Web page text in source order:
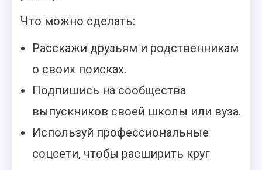
Что можно сделать:
Расскажи друзьям и родственникам
о своих поисках.
Подпишись на сообщества
выпускников своей школы или вуза.
Используй профессиональные
соцсети, чтобы расширить круг